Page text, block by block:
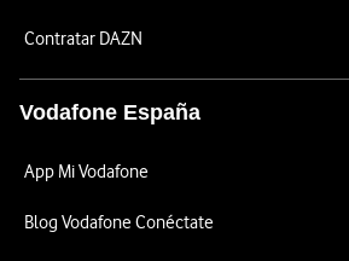
Contratar DAZN
Vodafone España
App Mi Vodafone
Blog Vodafone Conéctate